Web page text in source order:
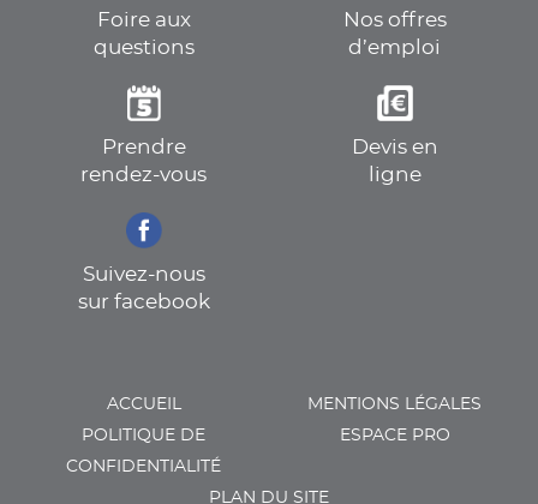
Foire aux
questions
Nos offres
d’emploi
Prendre
rendez-vous
Devis en
ligne
Suivez-nous
sur facebook
ACCUEIL
MENTIONS LÉGALES
POLITIQUE DE
CONFIDENTIALITÉ
ESPACE PRO
PLAN DU SITE